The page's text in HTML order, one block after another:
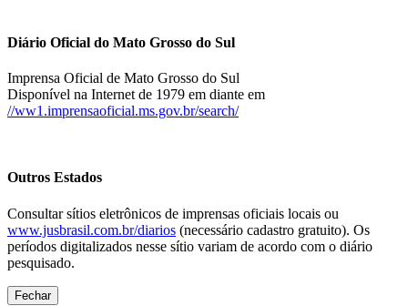
Diário Oficial do Mato Grosso do Sul
Imprensa Oficial de Mato Grosso do Sul
Disponível na Internet de 1979 em diante em
//ww1.imprensaoficial.ms.gov.br/search/
Outros Estados
Consultar sítios eletrônicos de imprensas oficiais locais ou
www.jusbrasil.com.br/diarios (necessário cadastro gratuito). Os
períodos digitalizados nesse sítio variam de acordo com o diário
pesquisado.
Fechar